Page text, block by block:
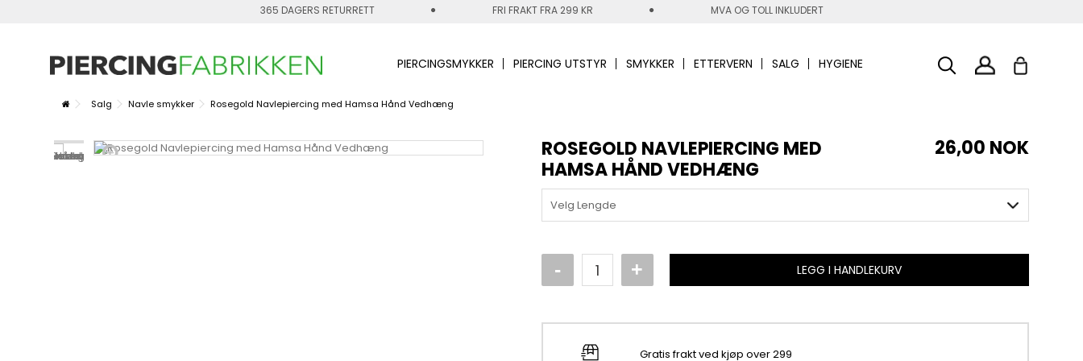
365 DAGERS RETURRETT FRI FRAKT FRA 299 KR MVA OG TOLL INKLUDERT
PIERCINGSMYKKER PIERCING UTSTYR SMYKKER ETTERVERN SALG HYGIENE
Salg Navle smykker Rosegold Navlepiercing med Hamsa Hånd Vedhæng
ROSEGOLD NAVLEPIERCING MED
HAMSA HÅND VEDHÆNG
26,00 NOK
Velg Lengde
LEGG I HANDLEKURV
Gratis frakt ved kjøp over 299